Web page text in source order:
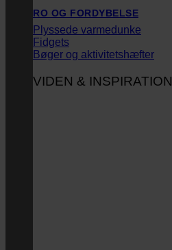
RO OG FORDYBELSE
Plyssede varmedunke
Fidgets
Bøger og aktivitetshæfter
VIDEN & INSPIRATION